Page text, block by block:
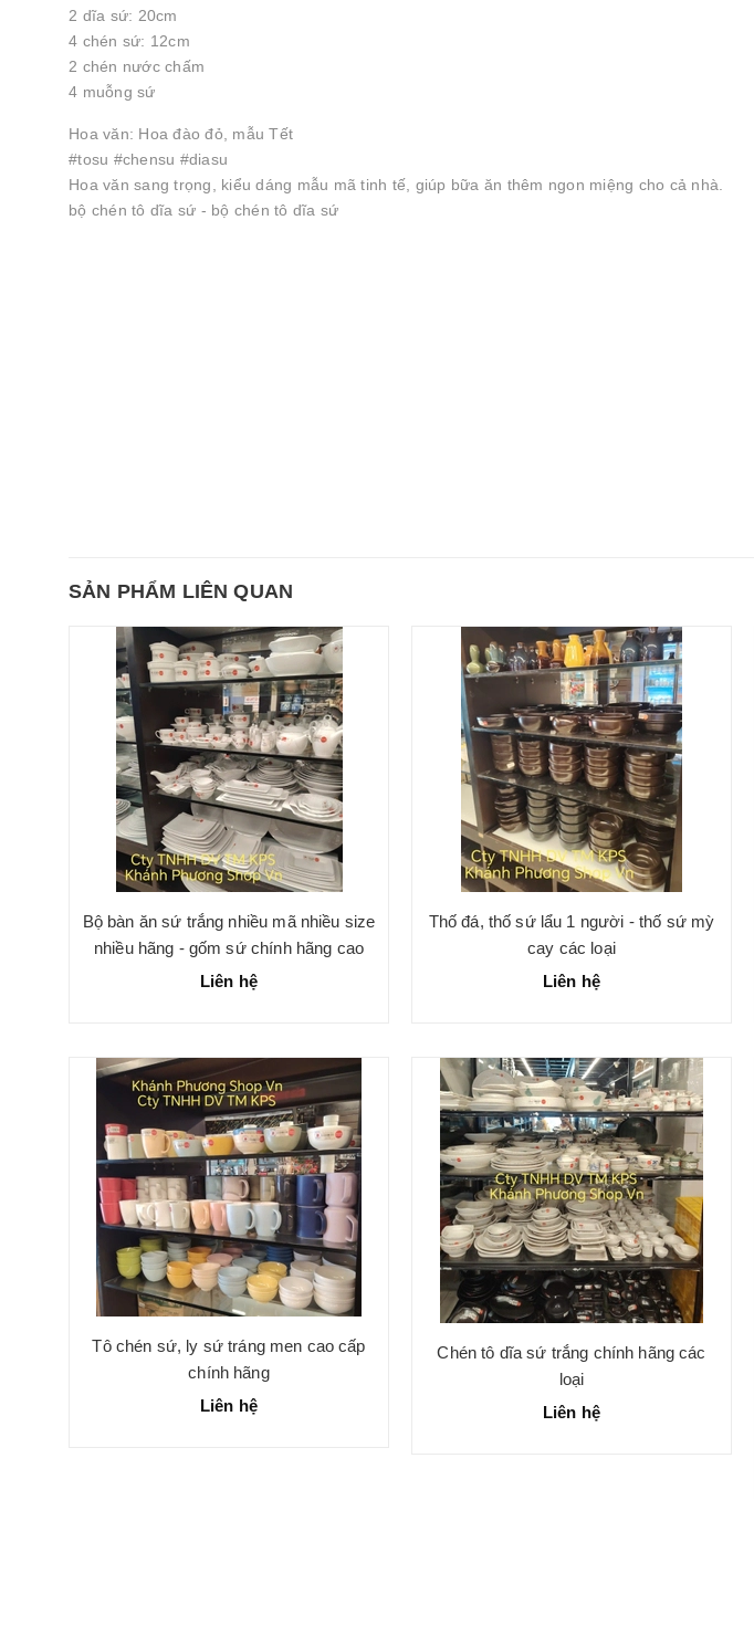
2 dĩa sứ: 20cm
4 chén sứ: 12cm
2 chén nước chấm
4 muỗng sứ
Hoa văn: Hoa đào đỏ, mẫu Tết
#tosu #chensu #diasu
Hoa văn sang trọng, kiểu dáng mẫu mã tinh tế, giúp bữa ăn thêm ngon miệng cho cả nhà.
bộ chén tô dĩa sứ - bộ chén tô dĩa sứ
SẢN PHẨM LIÊN QUAN
Bộ bàn ăn sứ trắng nhiều mã nhiều size
nhiều hãng - gốm sứ chính hãng cao
cấp
Liên hệ
Thố đá, thố sứ lẩu 1 người - thố sứ mỳ
cay các loại
Liên hệ
Tô chén sứ, ly sứ tráng men cao cấp
chính hãng
Liên hệ
Chén tô dĩa sứ trắng chính hãng các
loại
Liên hệ